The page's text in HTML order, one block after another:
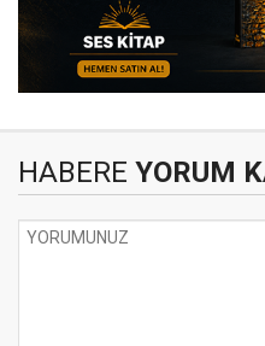
HABERE YORUM